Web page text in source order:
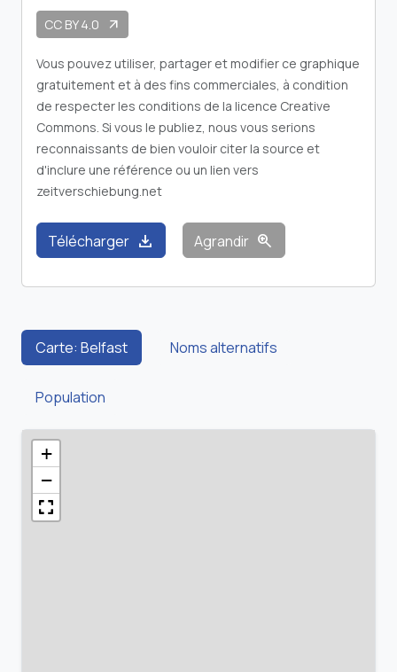
CC BY 4.0 arrow_outward
Vous pouvez utiliser, partager et modifier ce graphique
gratuitement et à des fins commerciales, à condition
de respecter les conditions de la licence Creative
Commons. Si vous le publiez, nous vous serions
reconnaissants de bien vouloir citer la source et
d'inclure une référence ou un lien vers
zeitverschiebung.net
Télécharger download Agrandir zoom_in
Carte: Belfast Noms alternatifs
Population
+
−